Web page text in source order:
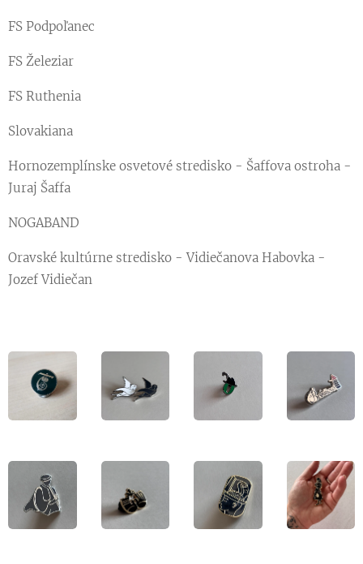
FS Podpoľanec
FS Železiar
FS Ruthenia
Slovakiana
Hornozemplínske osvetové stredisko - Šaffova ostroha -
Juraj Šaffa
NOGABAND
Oravské kultúrne stredisko - Vidiečanova Habovka -
Jozef Vidiečan